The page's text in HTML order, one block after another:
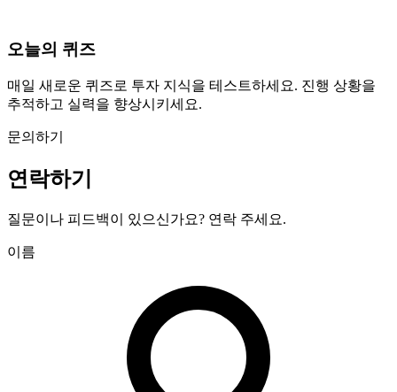
오늘의 퀴즈
매일 새로운 퀴즈로 투자 지식을 테스트하세요. 진행 상황을
추적하고 실력을 향상시키세요.
문의하기
연락하기
질문이나 피드백이 있으신가요? 연락 주세요.
이름